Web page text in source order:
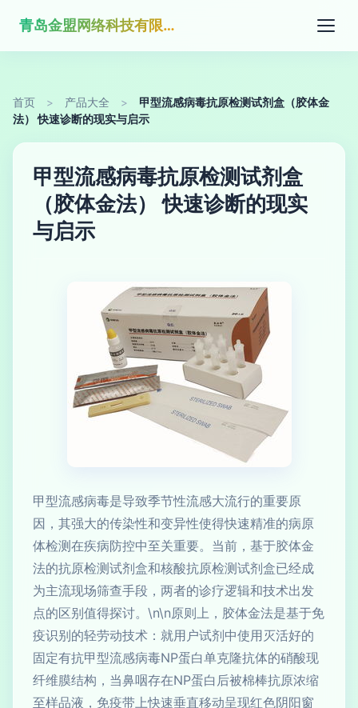
青岛金盟网络科技有限公司
首页 > 产品大全 >
甲型流感病毒抗原检测试剂盒（胶体金
法） 快速诊断的现实与启示
甲型流感病毒抗原检测试剂盒
（胶体金法） 快速诊断的现实
与启示
甲型流感病毒是导致季节性流感大流行的重要原
因，其强大的传染性和变异性使得快速精准的病原
体检测在疾病防控中至关重要。当前，基于胶体金
法的抗原检测试剂盒和核酸抗原检测试剂盒已经成
为主流现场筛查手段，两者的诊疗逻辑和技术出发
点的区别值得探讨。\n\n原则上，胶体金法是基于免
疫识别的轻劳动技术：就用户试剂中使用灭活好的
固定有抗甲型流感病毒NP蛋白单克隆抗体的硝酸现
纤维膜结构，当鼻咽存在NP蛋白后被棉棒抗原浓缩
至样品液，免疫带上快速垂直移动呈现红色阴阳窗